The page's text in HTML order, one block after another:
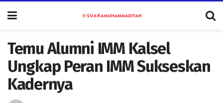
Temu Alumni IMM Kalsel
Ungkap Peran IMM Sukseskan
Kadernya